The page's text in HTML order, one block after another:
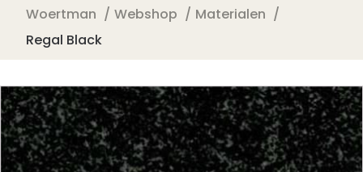
Woertman Webshop
Materialen
Regal Black